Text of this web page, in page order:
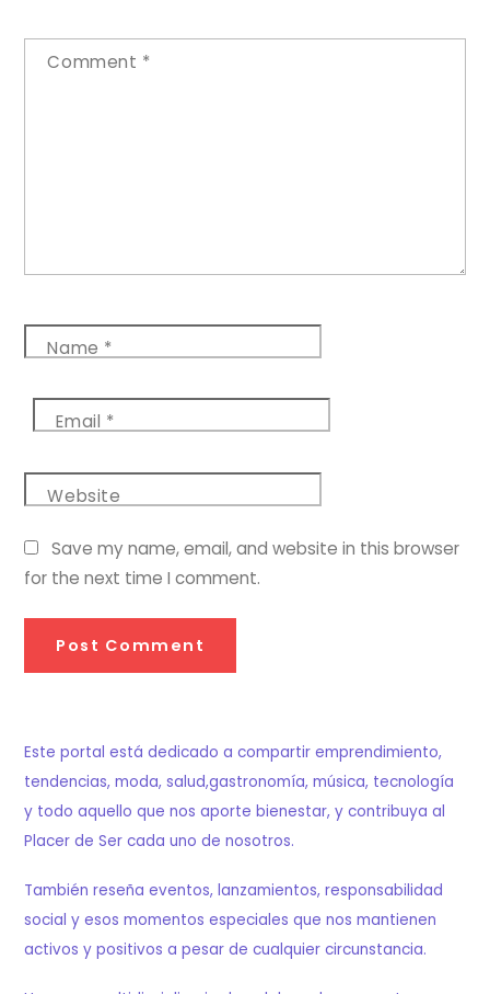
Comment *
Name *
Email *
Website
Save my name, email, and website in this browser
for the next time I comment.
Este portal está dedicado a compartir emprendimiento,
tendencias, moda, salud,gastronomía, música, tecnología
y todo aquello que nos aporte bienestar, y contribuya al
Placer de Ser cada uno de nosotros.
También reseña eventos, lanzamientos, responsabilidad
social y esos momentos especiales que nos mantienen
activos y positivos a pesar de cualquier circunstancia.